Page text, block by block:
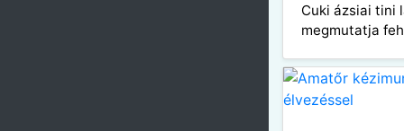
Cuki ázsiai tini
megmutatja